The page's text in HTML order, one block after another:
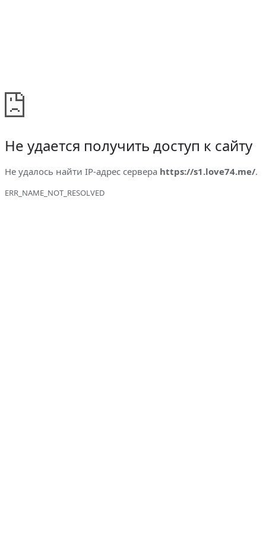
Не удается получить доступ к сайту
Не удалось найти IP-адрес сервера https://s1.love74.me/.
ERR_NAME_NOT_RESOLVED